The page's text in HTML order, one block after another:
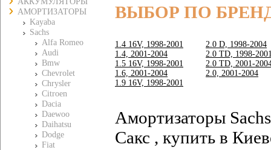
АМОРТИЗАТОРЫ
Kayaba
Sachs
Alfa Romeo
Audi
Bmw
Chevrolet
Chrysler
Citroen
Dacia
Daewoo
Daihatsu
Dodge
Fiat
ВЫБОР ПО
1.4 16V, 1998-2001
1.4, 2001-2004
1.5 16V, 1998-2001
1.6, 2001-2004
1.9 16V, 1998-2001
2.0 D, 1998-2004
2.0 TD, 1998-
2.0 TD, 2001-
2.0, 2001-2004
Амортизаторы
Сакс , купить в